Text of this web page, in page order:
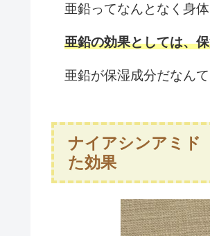
亜鉛ってなんとなく身体
亜鉛の効果としては、
亜鉛が保湿成分だなんて
ナイアシンアミド
た効果